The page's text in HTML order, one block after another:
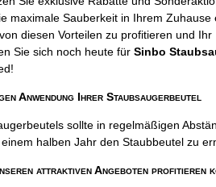
maximale Sauberkeit in Ihrem Zuhause
diesen Vorteilen zu profitieren und
Sie sich noch heute fürSinbo
Anwendung Ihrer Staubsaugerbeutel
sollte in regelmäßigen
halben Jahr den Staubbeutel zu
attraktiven Angeboten profitieren